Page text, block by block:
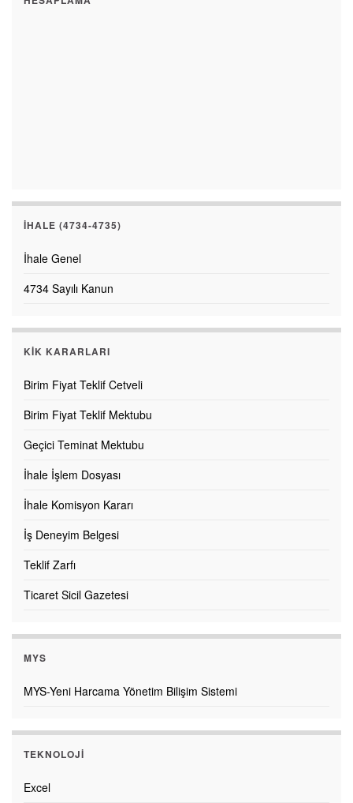
İHALE (4734-4735)
İhale Genel
4734 Sayılı Kanun
KİK KARARLARI
Birim Fiyat Teklif Cetveli
Birim Fiyat Teklif Mektubu
Geçici Teminat Mektubu
İhale İşlem Dosyası
İhale Komisyon Kararı
İş Deneyim Belgesi
Teklif Zarfı
Ticaret Sicil Gazetesi
MYS
MYS-Yeni Harcama Yönetim Bilişim Sistemi
TEKNOLOJI
Excel